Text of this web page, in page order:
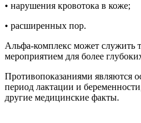
• нарушения кровотока в коже;
• расширенных пор.
Альфа-комплекс может служить
мероприятием для более
Противопоказаниями являются
период лактации и
другие медицинские факты.